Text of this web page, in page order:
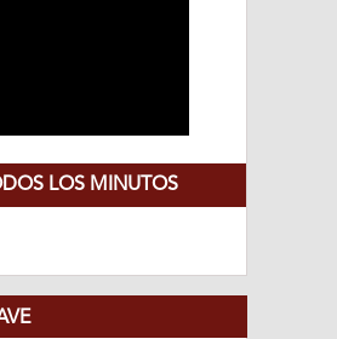
LOS MINUTOS